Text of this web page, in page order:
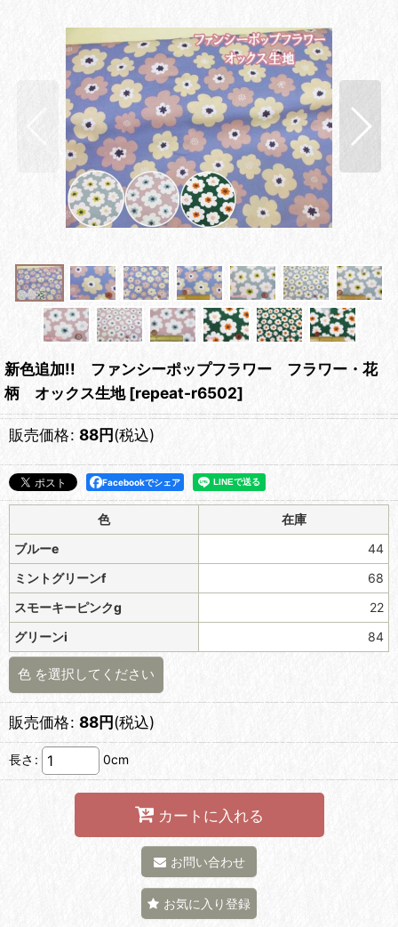
新色追加!! ファンシーポップフラワー フラワー・花
柄 オックス生地 [repeat-r6502]
販売価格: 88円(税込)
Facebookでシェア
色
在庫
ブルーe
44
ミントグリーンf
68
スモーキーピンクg
22
グリーンi
84
色 を選択してください
販売価格: 88円(税込)
長さ : 0cm
カートに入れる
お問い合わせ
お気に入り登録